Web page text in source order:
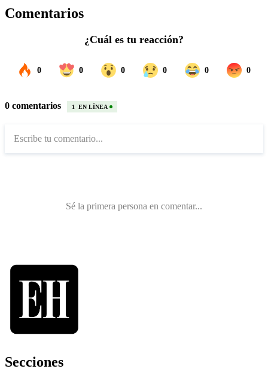
Comentarios
Secciones